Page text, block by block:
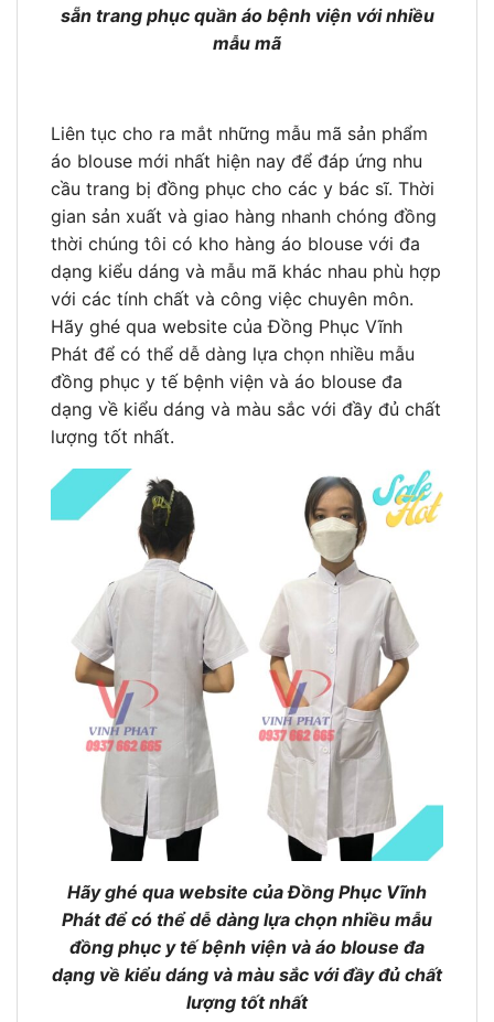
sẵn trang phục quần áo bệnh viện với nhiều
mẫu mã
Liên tục cho ra mắt những mẫu mã sản phẩm
áo blouse mới nhất hiện nay để đáp ứng nhu
cầu trang bị đồng phục cho các y bác sĩ. Thời
gian sản xuất và giao hàng nhanh chóng đồng
thời chúng tôi có kho hàng áo blouse với đa
dạng kiểu dáng và mẫu mã khác nhau phù hợp
với các tính chất và công việc chuyên môn.
Hãy ghé qua website của Đồng Phục Vĩnh
Phát để có thể dễ dàng lựa chọn nhiều mẫu
đồng phục y tế bệnh viện và áo blouse đa
dạng về kiểu dáng và màu sắc với đầy đủ chất
lượng tốt nhất.
Hãy ghé qua website của Đồng Phục Vĩnh
Phát để có thể dễ dàng lựa chọn nhiều mẫu
đồng phục y tế bệnh viện và áo blouse đa
dạng về kiểu dáng và màu sắc với đầy đủ chất
lượng tốt nhất